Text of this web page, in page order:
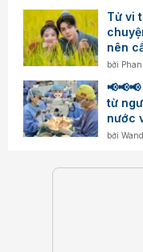
Tử vi
nên
bởi
từ
nước
bởi